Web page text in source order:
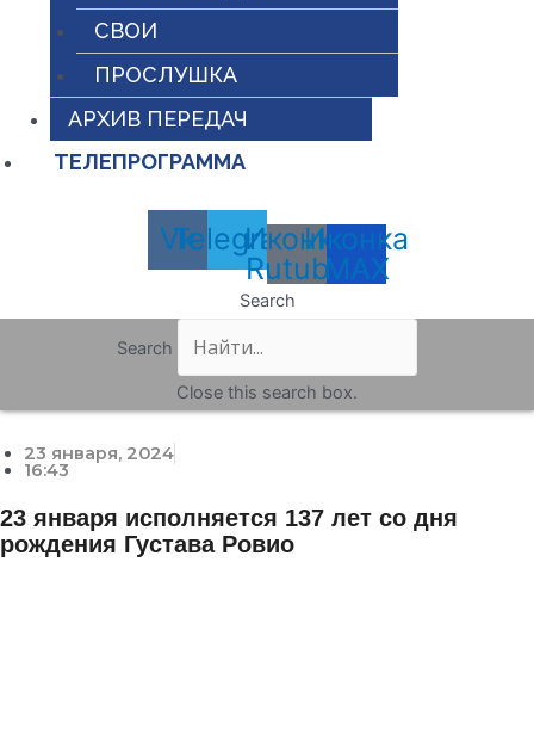
СВОИ
ПРОСЛУШКА
АРХИВ ПЕРЕДАЧ
ТЕЛЕПРОГРАММА
Vk
Telegram
Иконка
Rutube
Иконка
MAX
Search
Search
Close this search box.
23 января, 2024
16:43
23 января исполняется 137 лет со дня
рождения Густава Ровио